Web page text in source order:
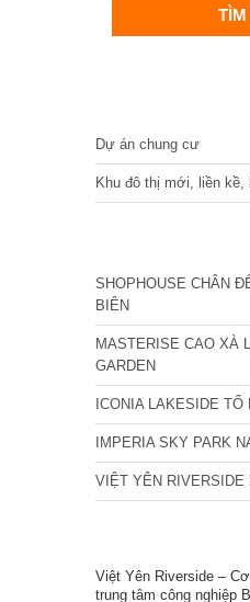
Dự án chung cư
Khu đô thị mới, liền kề,
SHOPHOUSE CHÂN
BIÊN
MASTERISE CAO XÀ
GARDEN
ICONIA LAKESIDE
IMPERIA SKY PARK
VIỆT YÊN RIVERSIDE
Việt Yên Riverside –
trung tâm công nghiệp